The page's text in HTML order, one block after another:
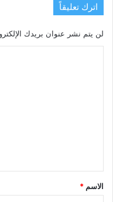
اترك تعليقاً
لن يتم نشر عنوان بريدك
الاسم *